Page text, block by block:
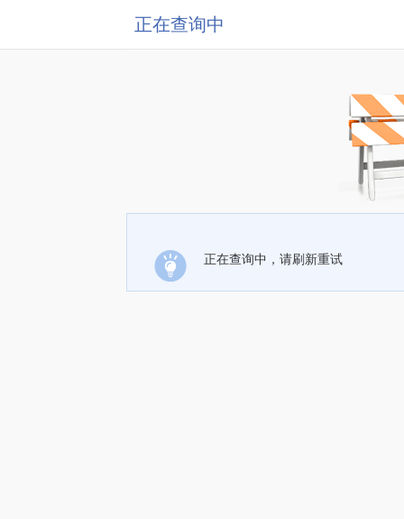
正在查询中
正在查询中，请刷新重试